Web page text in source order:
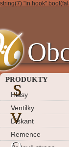
string(7) "in hook"
PRODUKTY
Hlasy
Ventilky
Diskant
Remence
S
V